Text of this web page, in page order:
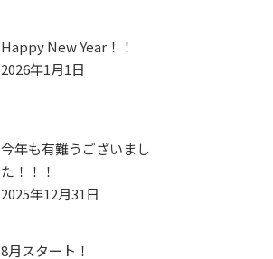
Happy New Year！！
2026年1月1日
今年も有難うございまし
た！！！
2025年12月31日
8月スタート！